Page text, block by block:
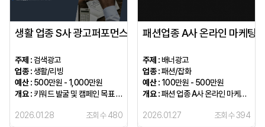
생활 업종 S사 광고퍼포먼스 개선사례
주제 :검색광고
업종 :생활/리빙
예산 : 500만원 - 1,000만원
개요 : 키워드 발굴 및 캠페인 목표 세분화
2026.01.28 조회수 480
패션업종 A사 온라인 마케팅
주제 :배너광고
업종 :패션/잡화
예산 : 100만원 - 500만원
개요 :패션 업종 A사 온라인 마케팅 제안 사례
2026.01.27 조회수 394